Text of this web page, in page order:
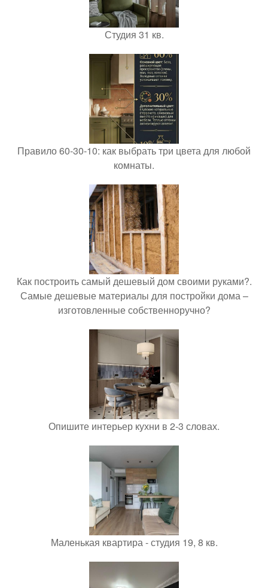
Студия 31 кв.
Правило 60-30-10: как выбрать три цвета для любой
комнаты.
Как построить самый дешевый дом своими руками?.
Самые дешевые материалы для постройки дома –
изготовленные собственноручно?
Опишите интерьер кухни в 2-3 словах.
Маленькая квартира - студия 19, 8 кв.